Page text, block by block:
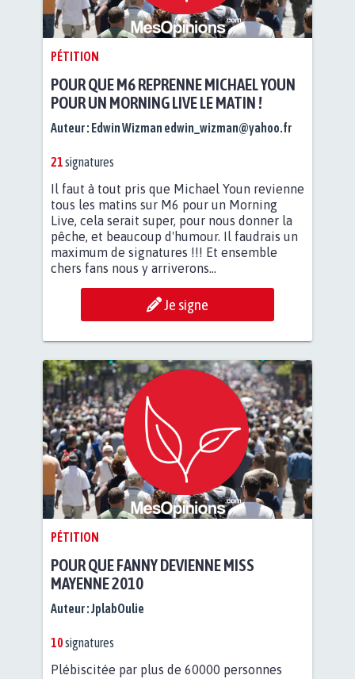
PÉTITION
POUR QUE M6 REPRENNE MICHAEL YOUN
POUR UN MORNING LIVE LE MATIN !
Auteur : Edwin Wizman edwin_wizman@yahoo.fr
21signatures
Il faut à tout pris que Michael Youn revienne
tous les matins sur M6 pour un Morning
Live, cela serait super, pour nous donner la
pêche, et beaucoup d'humour. Il faudrais un
maximum de signatures !!! Et ensemble
chers fans nous y arriverons...
Je signe
PÉTITION
POUR QUE FANNY DEVIENNE MISS
MAYENNE 2010
Auteur :JplabOulie
10signatures
Plébiscitée par plus de 60000 personnes